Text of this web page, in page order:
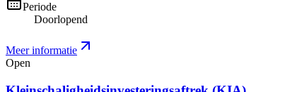
Periode
Doorlopend
Meer informatie
Open